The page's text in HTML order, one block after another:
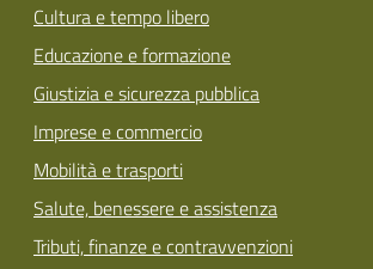
Cultura e tempo libero
Educazione e formazione
Giustizia e sicurezza pubblica
Imprese e commercio
Mobilità e trasporti
Salute, benessere e assistenza
Tributi, finanze e contravvenzioni